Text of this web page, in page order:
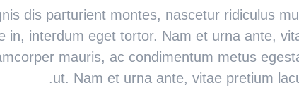
dis parturient montes, nascetur ridiculus
in, interdum eget tortor. Nam et urna ante,
mauris, ac condimentum metus
ut. Nam et urna ante, vitae pretium